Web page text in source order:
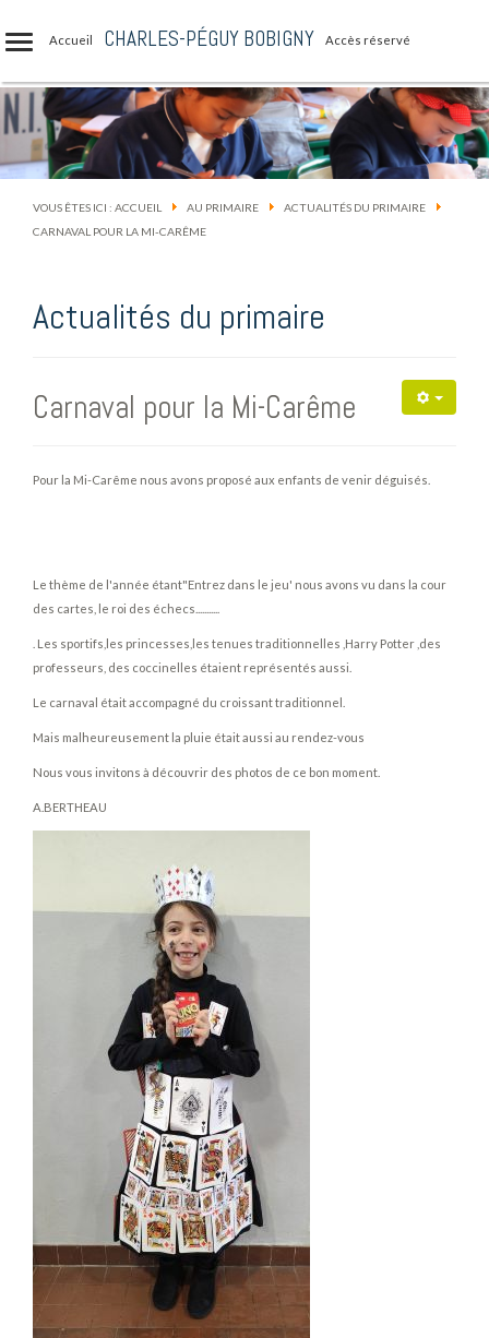
Accueil CHARLES-PÉGUY BOBIGNY Accès réservé
VOUS ÊTES ICI : ACCUEIL AU PRIMAIRE
ACTUALITÉS DU PRIMAIRE
CARNAVAL POUR LA MI-CARÊME
Actualités du primaire
Carnaval pour la Mi-Carême
Pour la Mi-Carême nous avons proposé aux enfants de venir déguisés.
Le thème de l'année étant"Entrez dans le jeu' nous avons vu dans la cour
des cartes, le roi des échecs...........
. Les sportifs,les princesses,les tenues traditionnelles ,Harry Potter ,des
professeurs, des coccinelles étaient représentés aussi.
Le carnaval était accompagné du croissant traditionnel.
Mais malheureusement la pluie était aussi au rendez-vous
Nous vous invitons à découvrir des photos de ce bon moment.
A.BERTHEAU